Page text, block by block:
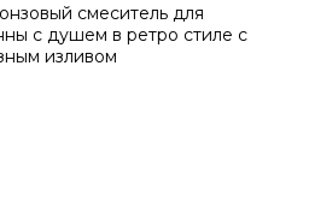
смеситель для
с душем в ретро стиле c
изливом